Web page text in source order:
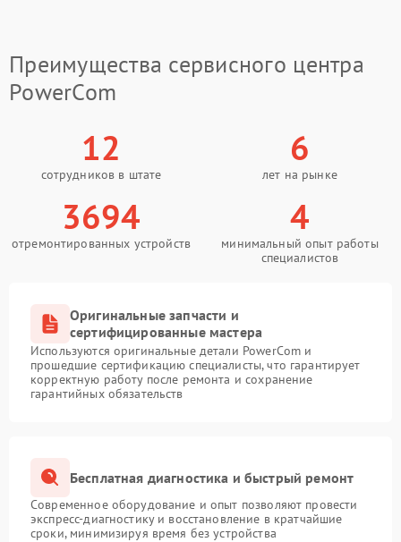
Преимущества сервисного центра
PowerCom
12
сотрудников в штате
6
лет на рынке
3694
отремонтированных устройств
4
минимальный опыт работы
специалистов
Оригинальные запчасти и
сертифицированные мастера
Используются оригинальные детали PowerCom и
прошедшие сертификацию специалисты, что гарантирует
корректную работу после ремонта и сохранение
гарантийных обязательств
Бесплатная диагностика и быстрый ремонт
Современное оборудование и опыт позволяют провести
экспресс-диагностику и восстановление в кратчайшие
сроки, минимизируя время без устройства